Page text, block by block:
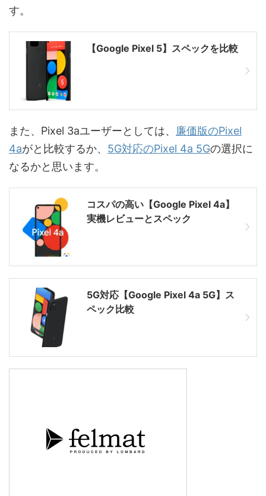
す。
【Google Pixel 5】スペックを比較
また、Pixel 3aユーザーとしては、 廉価版のPixel
4aがと比較するか、 5G対応のPixel 4a 5Gの選択に
なるかと思います。
コスパの高い【Google Pixel 4a】
実機レビューとスペック
5G対応【Google Pixel 4a 5G】ス
ペック比較